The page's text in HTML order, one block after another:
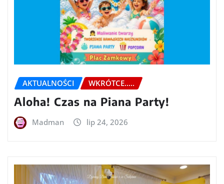
AKTUALNOŚCI WKRÓTCE.....
Aloha! Czas na Piana Party!
Madman lip 24, 2026